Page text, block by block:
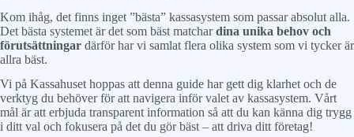
Kom ihåg, det finns inget ”bästa” kassasystem som passar absolut alla.
Det bästa systemet är det som bäst matchardina unika behov och
förutsättningar därför har vi samlat flera olika system som vi tycker är
allra bäst.
Vi på Kassahuset hoppas att denna guide har gett dig klarhet och de
verktyg du behöver för att navigera inför valet av kassasystem. Vårt
mål är att erbjuda transparent information så att du kan känna dig trygg
i ditt val och fokusera på det du gör bäst – att driva ditt företag!